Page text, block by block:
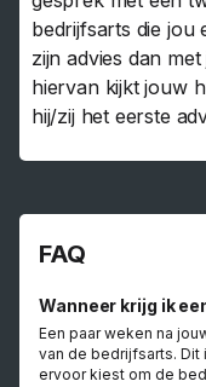
bedrijfsarts die jou
zijn advies dan
hiervan kijkt jouw
hij/zij het eerste
FAQ
Wanneer krijg ik
Een paar weken na
van de bedrijfsarts. Dit
ervoor kiest om de